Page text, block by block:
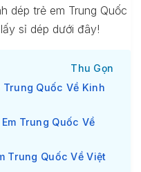
dép trẻ em Trung Quốc
sỉ dép dưới đây!
Trung Quốc Về Kinh
Trung Quốc Về
Trung Quốc Về Việt